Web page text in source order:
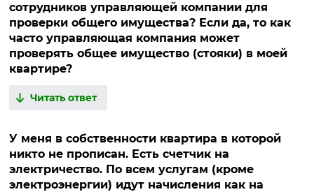
сотрудников управляющей компании для
проверки общего имущества? Если да, то как
часто управляющая компания может
проверять общее имущество (стояки) в моей
квартире?
Читать ответ
У меня в собственности квартира в которой
никто не прописан. Есть счетчик на
электричество. По всем услугам (кроме
электроэнергии) идут начисления как на